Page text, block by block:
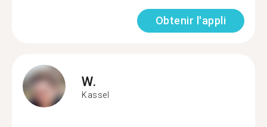
Obtenir l'appli
W.
Kassel